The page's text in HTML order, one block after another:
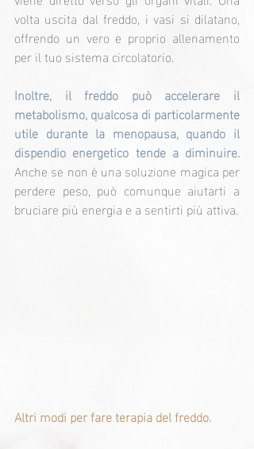
volta uscita dal freddo, i vasi si dilatano,
offrendo un vero e proprio allenamento
per il tuo sistema circolatorio.
Inoltre, il freddo può accelerare il
metabolismo, qualcosa di particolarmente
utile durante la menopausa, quando il
dispendio energetico tende a diminuire.
Anche se non è una soluzione magica per
perdere peso, può comunque aiutarti a
bruciare più energia e a sentirti più attiva.
Altri modi per fare terapia del freddo.